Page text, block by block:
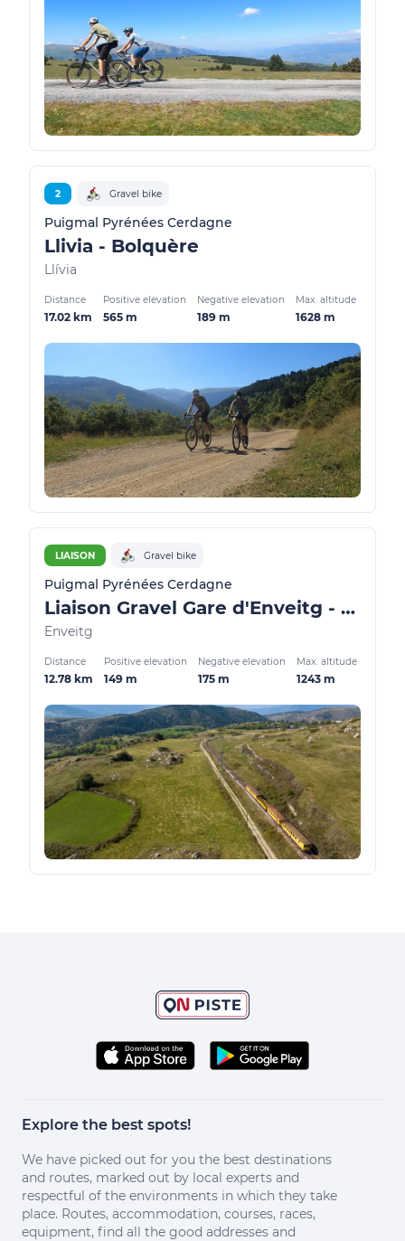
2 Gravel bike
Puigmal Pyrénées Cerdagne
Llivia - Bolquère
Llívia
Distance
17.02 km
Positive elevation
565 m
Negative elevation
189 m
Max. altitude
1628 m
LIAISON Gravel bike
Puigmal Pyrénées Cerdagne
Liaison Gravel Gare d'Enveitg - Llivia
Enveitg
Distance
12.78 km
Positive elevation
149 m
Negative elevation
175 m
Max. altitude
1243 m
Explore the best spots!
We have picked out for you the best destinations
and routes, marked out by local experts and
respectful of the environments in which they take
place. Routes, accommodation, courses, races,
equipment, find all the good addresses and